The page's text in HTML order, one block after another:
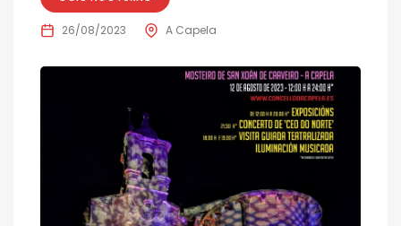
26/08/2023 A Capela